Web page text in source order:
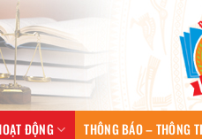
ĐỘNG THÔNG BÁO – THÔNG